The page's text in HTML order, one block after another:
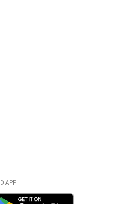
APP